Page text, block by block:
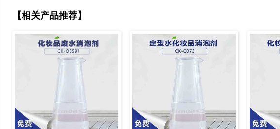
【相关产品推荐】